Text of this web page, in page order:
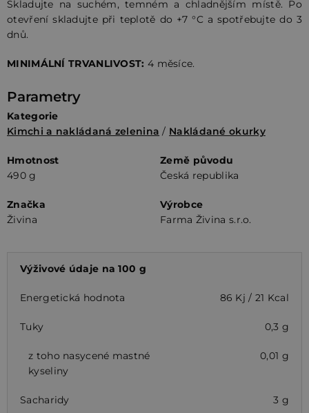
Skladujte na suchém, temném a chladnějším místě. Po
otevření skladujte při teplotě do +7 °C a spotřebujte do 3
dnů.
MINIMÁLNÍ TRVANLIVOST: 4 měsíce.
Parametry
Kategorie
Kimchi a nakládaná zelenina / Nakládané okurky
Hmotnost
490 g
Značka
Živina
Země původu
Česká republika
Výrobce
Farma Živina s.r.o.
Výživové údaje na 100 g
Energetická hodnota 86 Kj / 21 Kcal
Tuky 0,3 g
z toho nasycené mastné
kyseliny
0,01 g
Sacharidy 3 g